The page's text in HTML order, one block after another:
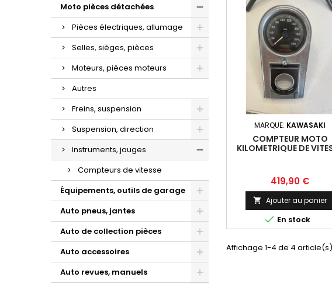
Moto pièces détachées
Pièces électriques, allumage
Selles, sièges, pièces
Moteurs, pièces moteurs
Autres
Freins, suspension
Suspension, direction
Instruments, jauges
Compteurs de vitesse
Équipements, outils de garage
Auto pneus, jantes
Auto de collection pièces
Auto accessoires
Auto revues, manuels
MARQUE: KAWASAKI
COMPTEUR MOTO
KILOMETRIQUE DE
Prix
419,90 €
 Ajouter au panier
 En stock
Affichage 1-4 de 4 article(s)